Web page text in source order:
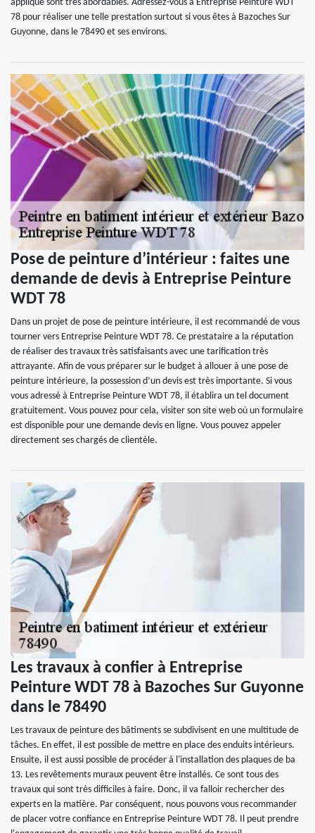
applique sont très abordables. Adressez-vous à Entreprise Peinture WDT
78 pour réaliser une telle prestation surtout si vous êtes à Bazoches Sur
Guyonne, dans le 78490 et ses environs.
Pose de peinture d’intérieur : faites une
demande de devis à Entreprise Peinture
WDT 78
Dans un projet de pose de peinture intérieure, il est recommandé de vous
tourner vers Entreprise Peinture WDT 78. Ce prestataire a la réputation
de réaliser des travaux très satisfaisants avec une tarification très
attrayante. Afin de vous préparer sur le budget à allouer à une pose de
peinture intérieure, la possession d’un devis est très importante. Si vous
vous adressé à Entreprise Peinture WDT 78, il établira un tel document
gratuitement. Vous pouvez pour cela, visiter son site web où un formulaire
est disponible pour une demande devis en ligne. Vous pouvez appeler
directement ses chargés de clientèle.
Les travaux à confier à Entreprise
Peinture WDT 78 à Bazoches Sur Guyonne
dans le 78490
Les travaux de peinture des bâtiments se subdivisent en une multitude de
tâches. En effet, il est possible de mettre en place des enduits intérieurs.
Ensuite, il est aussi possible de procéder à l'installation des plaques de ba
13. Les revêtements muraux peuvent être installés. Ce sont tous des
travaux qui sont très difficiles à faire. Donc, il va falloir rechercher des
experts en la matière. Par conséquent, nous pouvons vous recommander
de placer votre confiance en Entreprise Peinture WDT 78. Il peut prendre